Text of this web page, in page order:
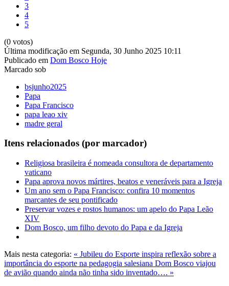
3
4
5
(0 votos)
Última modificação em Segunda, 30 Junho 2025 10:11
Publicado em Dom Bosco Hoje
Marcado sob
bsjunho2025
Papa
Papa Francisco
papa leao xiv
madre geral
Itens relacionados (por marcador)
Religiosa brasileira é nomeada consultora de departamento
vaticano
Papa aprova novos mártires, beatos e veneráveis para a Igreja
Um ano sem o Papa Francisco: confira 10 momentos
marcantes de seu pontificado
Preservar vozes e rostos humanos: um apelo do Papa Leão
XIV
Dom Bosco, um filho devoto do Papa e da Igreja
Mais nesta categoria: « Jubileu do Esporte inspira reflexão sobre a
importância do esporte na pedagogia salesiana Dom Bosco viajou
de avião quando ainda não tinha sido inventado…. »